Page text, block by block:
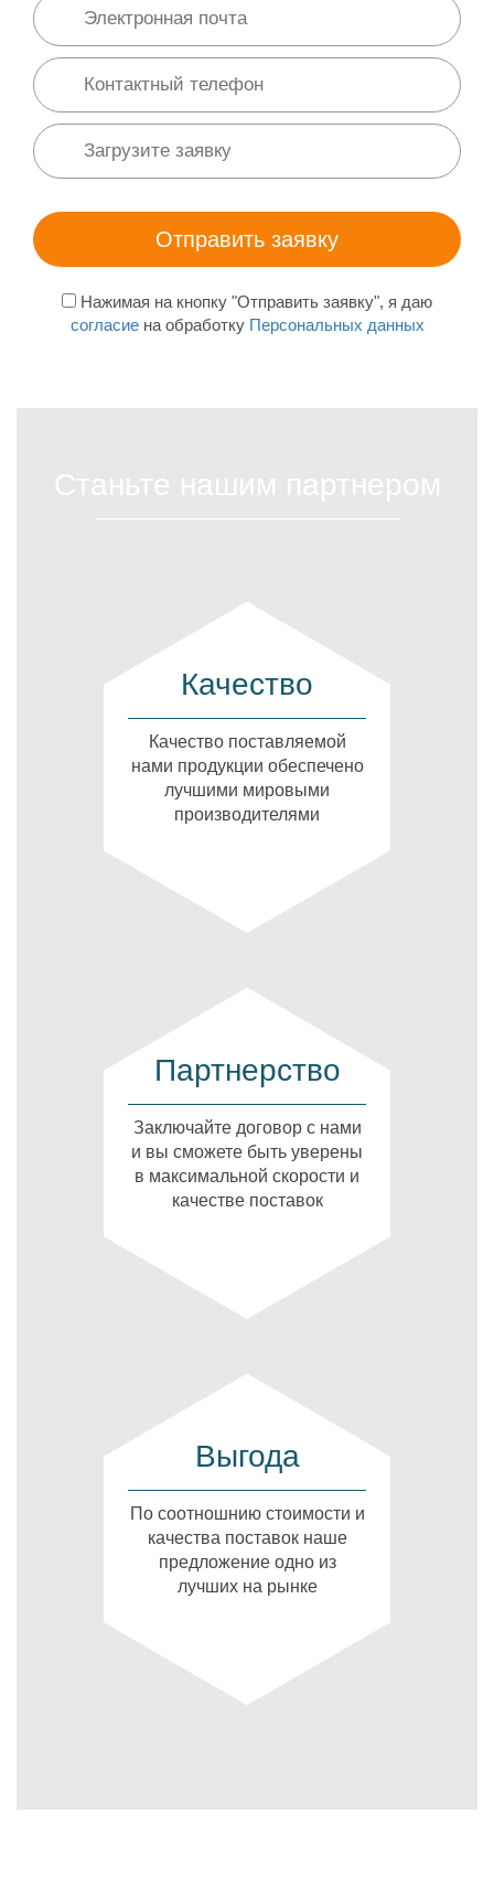
Нажимая на кнопку "Отправить заявку", я даю
согласиена обработку Персональных данных
Качество
Качество поставляемой
нами продукции обеспечено
лучшими мировыми
производителями
Партнерство
Заключайте договор с нами
и вы сможете быть уверены
в максимальной скорости и
качестве поставок
Выгода
По соотношнию стоимости и
качества поставок наше
предложение одно из
лучших на рынке